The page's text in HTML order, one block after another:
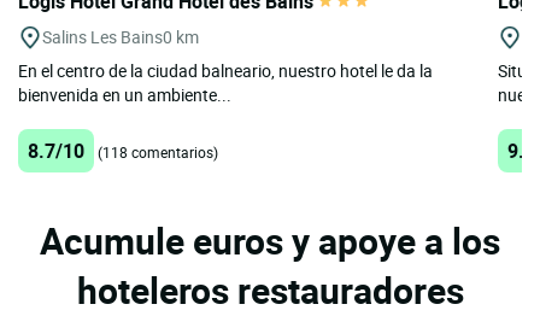
Salins Les Bains0 km
En el centro de la ciudad balneario, nuestro hotel le da la
bienvenida en un ambiente...
8.7/10 (118 comentarios)
Acumule euros y apoye a los
hoteleros restauradores